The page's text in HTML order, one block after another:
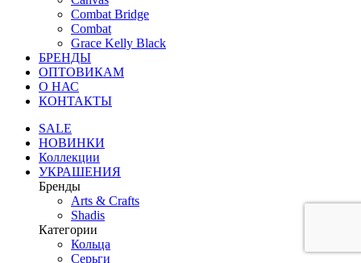
Combat Bridge
Combat
Grace Kelly Black
БРЕНДЫ
ОПТОВИКАМ
О НАС
КОНТАКТЫ
SALE
НОВИНКИ
Коллекции
УКРАШЕНИЯ
Бренды
Аrts & Сrafts
Shadis
Категории
Кольца
Серьги